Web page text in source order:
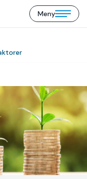
Meny
Open/close
mobile